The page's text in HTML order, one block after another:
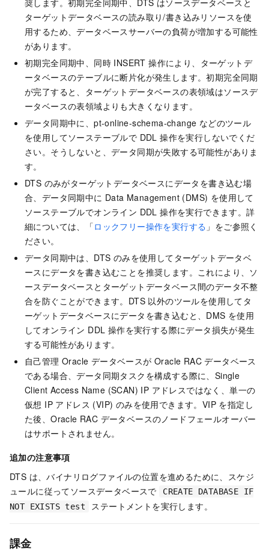
奨します。初期完全同期中、DTS はソースデータベースと
ターゲットデータベースの読み取り/書き込みリソースを使
用するため、データベースサーバーの負荷が増加する可能性
があります。
初期完全同期中、同時 INSERT 操作により、ターゲットデ
ータベースのテーブルに断片化が発生します。初期完全同期
が完了すると、ターゲットデータベースの表領域はソースデ
ータベースの表領域よりも大きくなります。
データ同期中に、pt-online-schema-change などのツール
を使用してソーステーブルで DDL 操作を実行しないでくだ
さい。そうしないと、データ同期が失敗する可能性がありま
す。
DTS のみがターゲットデータベースにデータを書き込む場
合、データ同期中に Data Management (DMS) を使用して
ソーステーブルでオンライン DDL 操作を実行できます。詳
細については、「ロックフリー操作を実行する 」をご参照く
ださい。
データ同期中は、DTS のみを使用してターゲットデータベ
ースにデータを書き込むことを推奨します。これにより、ソ
ースデータベースとターゲットデータベース間のデータ不整
合を防ぐことができます。DTS 以外のツールを使用してタ
ーゲットデータベースにデータを書き込むと、DMS を使用
してオンライン DDL 操作を実行する際にデータ損失が発生
する可能性があります。
自己管理 Oracle データベースが Oracle RAC データベース
である場合、データ同期タスクを構成する際に、Single
Client Access Name (SCAN) IP アドレスではなく、単一の
仮想 IP アドレス (VIP) のみを使用できます。VIP を指定し
た後、Oracle RAC データベースのノードフェールオーバー
はサポートされません。
追加の注意事項
DTS は、バイナリログファイルの位置を進めるために、スケジ
ュールに従ってソースデータベースで
CREATE DATABASE IF
NOT EXISTS test
ステートメントを実行します。
課金